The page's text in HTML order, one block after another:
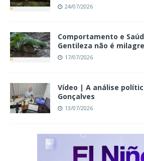
24/07/2026
Comportamento e
Gentileza não é milagre
17/07/2026
Vídeo | A análise
Gonçalves
13/07/2026